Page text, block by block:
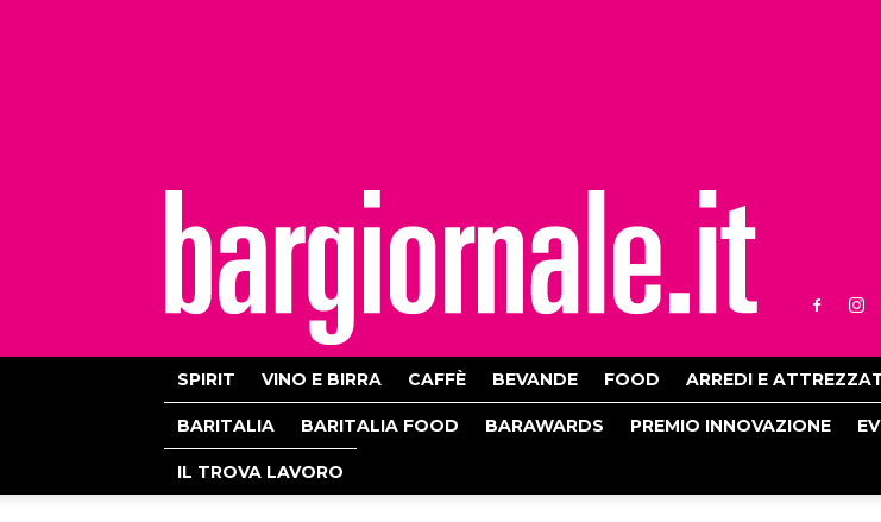
SPIRIT VINO E BIRRA CAFFÈ BEVANDE FOOD ARREDI E
BARITALIA BARITALIA FOOD BARAWARDS PREMIO INNOVAZIONE
IL TROVA LAVORO